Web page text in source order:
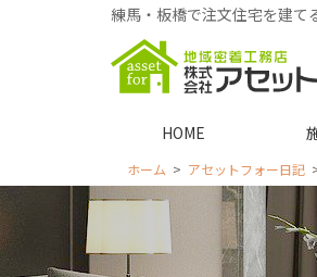
練馬・板橋で注文住宅を建て
HOME
ホーム アセットフォー日記